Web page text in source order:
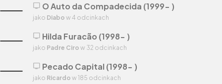
tv Hilda Furacão (1998- )
jako Padre Ciro w 32 odcinkach
tv O Auto da Compadecida (1999- )
jako Diabo w 4 odcinkach
tv Pecado Capital (1998- )
jako Ricardo w 185 odcinkach